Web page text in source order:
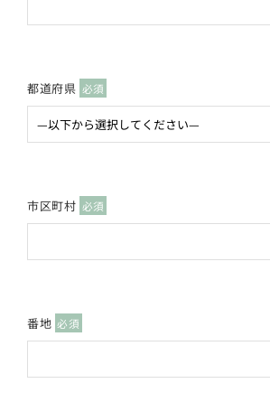
都道府県 必須
市区町村 必須
番地 必須